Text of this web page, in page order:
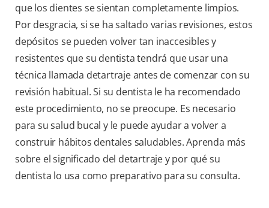
que los dientes se sientan completamente limpios.
Por desgracia, si se ha saltado varias revisiones, estos
depósitos se pueden volver tan inaccesibles y
resistentes que su dentista tendrá que usar una
técnica llamada detartraje antes de comenzar con su
revisión habitual. Si su dentista le ha recomendado
este procedimiento, no se preocupe. Es necesario
para su salud bucal y le puede ayudar a volver a
construir hábitos dentales saludables. Aprenda más
sobre el significado del detartraje y por qué su
dentista lo usa como preparativo para su consulta.